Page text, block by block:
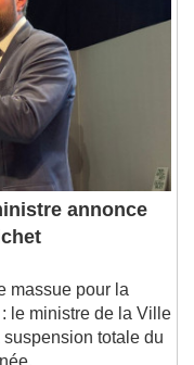
annonce
massue pour la
le ministre de la Ville
totale du